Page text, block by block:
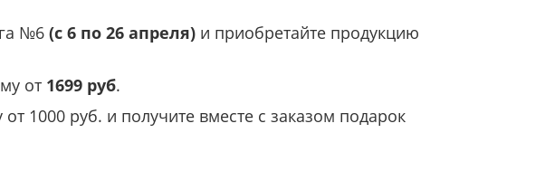
№6 (с 6 по 26 апреля) и приобретайте продукцию
от 1699 руб.
от 1000 руб. и получите вместе с заказом подарок